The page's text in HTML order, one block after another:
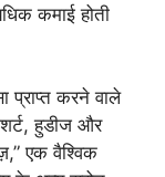
कमाई होती
प्राप्त करने वाले
हुडीज और
एक वैश्विक